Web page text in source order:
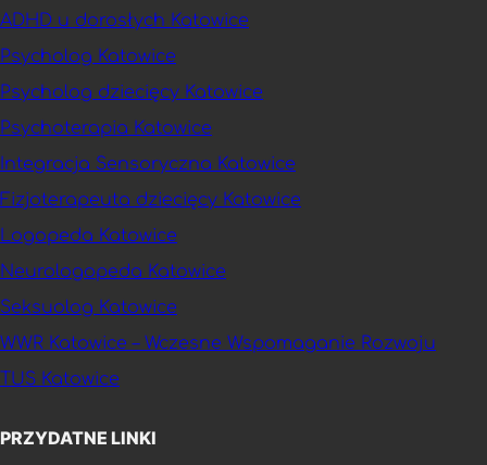
ADHD u dorosłych Katowice
Psycholog Katowice
Psycholog dziecięcy Katowice
Psychoterapia Katowice
Integracja Sensoryczna Katowice
Fizjoterapeuta dziecięcy Katowice
Logopeda Katowice
Neurologopeda Katowice
Seksuolog Katowice
WWR Katowice – Wczesne Wspomaganie Rozwoju
TUS Katowice
PRZYDATNE LINKI